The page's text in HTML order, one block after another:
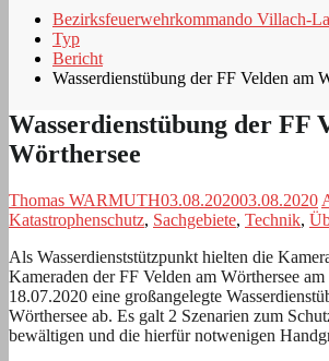
Bezirksfeuerwehrkommando Villach-
Typ
Bericht
Wasserdienstübung der FF Velden am
Wasserdienstübung der FF
Wörthersee
Thomas WARMUTH03.08.202003.08.2020
Katastrophenschutz, Sachgebiete, Technik,
Als Wasserdienststützpunkt hielten die
Kameraden der FF Velden am Wörthersee am
18.07.2020 eine großangelegte
Wörthersee ab. Es galt 2 Szenarien zum
bewältigen und die hierfür notwenigen